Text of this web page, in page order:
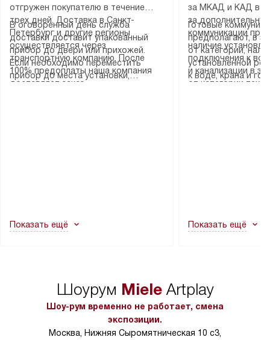
отгружен покупателю в течение
трех дней. Доставка в Санкт-
Петербург и другие регионы
осуществляется через
транспортную компанию. После
100% предоплаты наша компания
доставляет заказ
В оговоренный день служба
доставки доставит упакованный
прибор до двери или прихожей.
Если необходимо переместить
прибор до места установки,
в гарантийном ремонте в будущем.
Показать ещё
за МКАД и КАД
за
коммуникации
наличие
подключения к
и канализации в
от категории
Готовые
предполагают, в
от категории,
установленной
к воде, крана и
не включаются:
в условиях
тарифы на услуги
Показать ещё
Шоурум MieleArtplay
Шоу-рум временно не работает, смена
экспозиции.
Москва, Нижняя Сыромятническая 10 с3,